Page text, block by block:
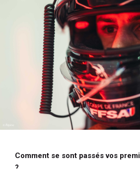
Comment se sont passés vos